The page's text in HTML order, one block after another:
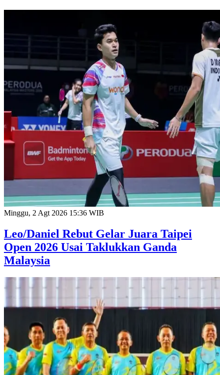
Minggu, 2 Agt 2026 15:36 WIB
Leo/Daniel Rebut Gelar Juara Taipei
Open 2026 Usai Taklukkan Ganda
Malaysia